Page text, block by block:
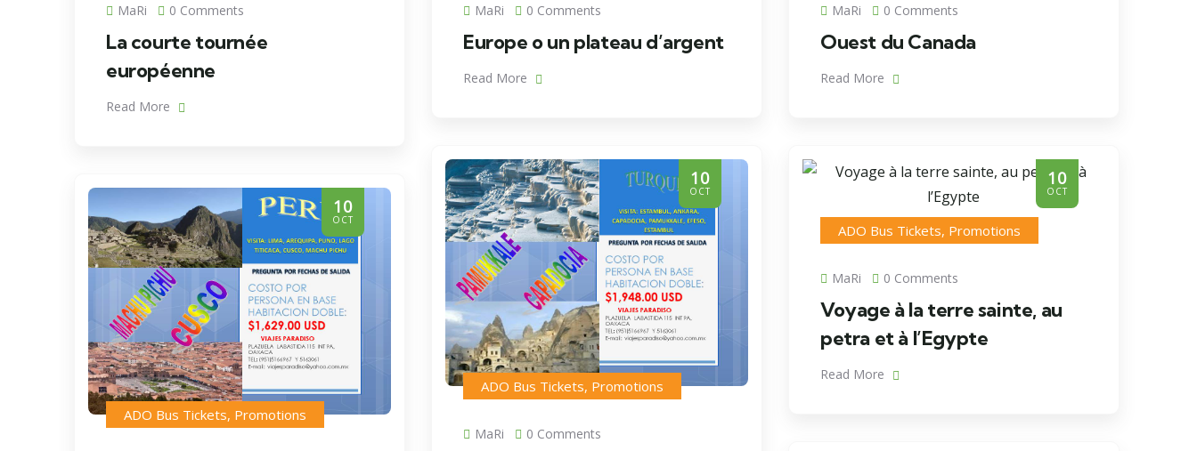
MaRi 0 Comments
La courte tournée
européenne
Read More
MaRi 0 Comments
Europe o un plateau d’argent
Read More
MaRi 0 Comments
Ouest du Canada
Read More
10
OCT
ADO Bus Tickets, Promotions
MaRi 0 Comments
10
OCT
ADO Bus Tickets, Promotions
MaRi 0 Comments
Voyage à la terre sainte, au
petra et à l’Egypte
Read More
10
OCT
ADO Bus Tickets, Promotions